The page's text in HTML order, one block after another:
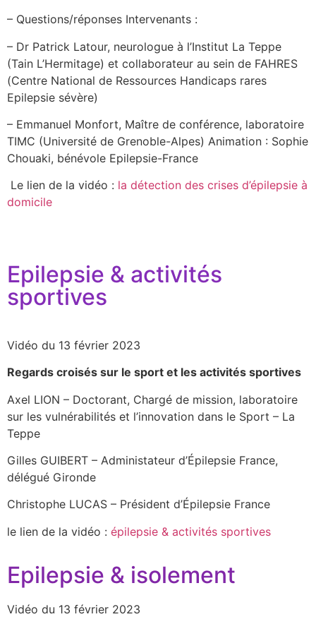
– Questions/réponses Intervenants :
– Dr Patrick Latour, neurologue à l’Institut La Teppe
(Tain L’Hermitage) et collaborateur au sein de FAHRES
(Centre National de Ressources Handicaps rares
Epilepsie sévère)
– Emmanuel Monfort, Maître de conférence, laboratoire
TIMC (Université de Grenoble-Alpes) Animation : Sophie
Chouaki, bénévole Epilepsie-France
Le lien de la vidéo : la détection des crises d’épilepsie à
domicile
Epilepsie & activités
sportives
Vidéo du 13 février 2023
Regards croisés sur le sport et les activités sportives
Axel LION – Doctorant, Chargé de mission, laboratoire
sur les vulnérabilités et l’innovation dans le Sport – La
Teppe
Gilles GUIBERT – Administateur d’Épilepsie France,
délégué Gironde
Christophe LUCAS – Président d’Épilepsie France
le lien de la vidéo : épilepsie & activités sportives
Epilepsie & isolement
Vidéo du 13 février 2023